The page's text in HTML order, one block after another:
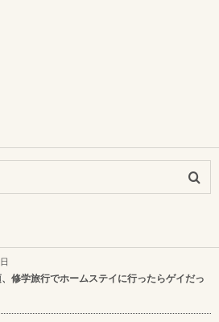
修学旅行でホームステイに行ったらゲイだっ